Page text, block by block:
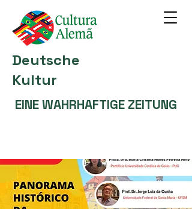
Deutsche
Kultur
EINE WAHRHAFTIGE ZEITUNG